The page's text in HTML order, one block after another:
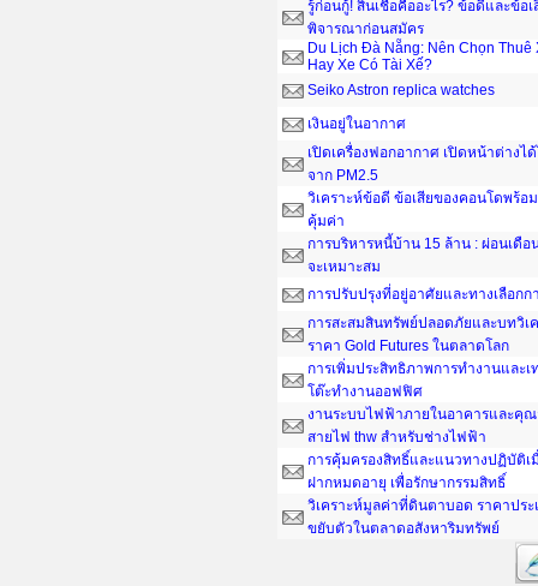
รู้ก่อนกู้! สินเชื่อคืออะไร? ข้อดีและข้อ
พิจารณาก่อนสมัคร
Du Lịch Đà Nẵng: Nên Chọn Thuê
Hay Xe Có Tài Xế?
Seiko Astron replica watches
เงินอยู่ในอากาศ
เปิดเครื่องฟอกอากาศ เปิดหน้าต่างไ
จาก PM2.5
วิเคราะห์ข้อดี ข้อเสียของคอนโดพร้อ
คุ้มค่า
การบริหารหนี้บ้าน 15 ล้าน : ผ่อนเดือ
จะเหมาะสม
การปรับปรุงที่อยู่อาศัยและทางเลือก
การสะสมสินทรัพย์ปลอดภัยและบทวิเ
ราคา Gold Futures ในตลาดโลก
การเพิ่มประสิทธิภาพการทำงานและ
โต๊ะทํางานออฟฟิศ
งานระบบไฟฟ้าภายในอาคารและคุ
สายไฟ thw สำหรับช่างไฟฟ้า
การคุ้มครองสิทธิ์และแนวทางปฏิบัติ
ฝากหมดอายุ เพื่อรักษากรรมสิทธิ์
วิเคราะห์มูลค่าที่ดินตาบอด ราคาประ
ขยับตัวในตลาดอสังหาริมทรัพย์